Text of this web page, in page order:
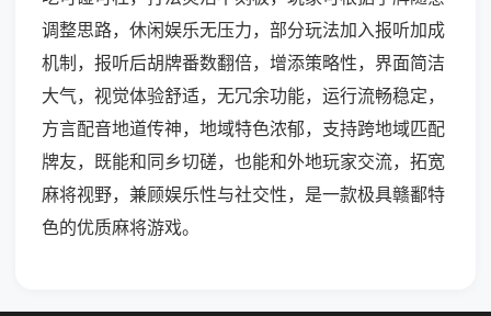
调整思路，休闲娱乐无压力，部分玩法加入报听加成
机制，报听后胡牌番数翻倍，增添策略性，界面简洁
大气，视觉体验舒适，无冗余功能，运行流畅稳定，
方言配音地道传神，地域特色浓郁，支持跨地域匹配
牌友，既能和同乡切磋，也能和外地玩家交流，拓宽
麻将视野，兼顾娱乐性与社交性，是一款极具赣鄱特
色的优质麻将游戏。